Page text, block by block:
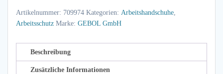
Gr.
6
Artikelnummer: 709974 Kategorien: Arbeitshandschuhe
Arbeitsschutz Marke: GEBOL GmbH
Beschreibung
Zusätzliche Informationen